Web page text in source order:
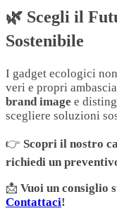
🌿 Scegli il
Sostenibile
I gadget ecologici
veri e propri
brand image e
scegliere soluzioni
👉 Scopri il nostro
richiedi un
📩 Vuoi un consiglio
Contattaci!